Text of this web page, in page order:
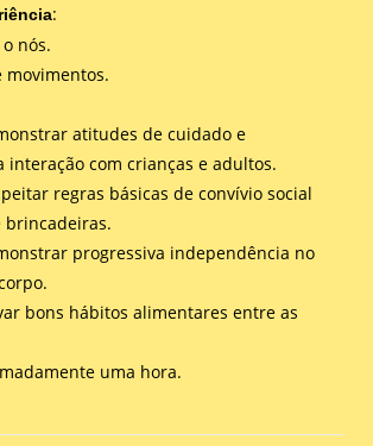
:
nós.
movimentos.
atitudes de cuidado e
interação com crianças e adultos.
regras básicas de convívio social
brincadeiras.
progressiva independência no
bons hábitos alimentares entre as
uma hora.